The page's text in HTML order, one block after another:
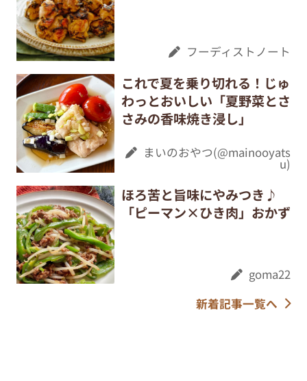
フーディストノート
これで夏を乗り切れる！じゅ
わっとおいしい「夏野菜とさ
さみの香味焼き浸し」
まいのおやつ(@mainooyats
u)
ほろ苦と旨味にやみつき♪
「ピーマン×ひき肉」おかず
goma22
新着記事一覧へ